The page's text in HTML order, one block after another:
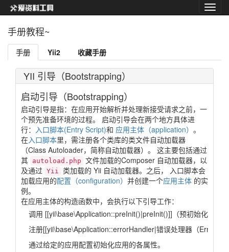
手册教程~
手册 Yii2 收藏手册
YII 引导（Bootstrapping）
启动引导（Bootstrapping）
启动引导是指：在应用开始解析并处理新接受请求之前，一
个预先准备环境的过程。 启动引导会在两个地方具体进
行： 入口脚本(Entry Script)和 应用主体（application） 。
在入口脚本里，需注册各个类库的类文件自动加载器
（Class Autoloader，简称自动加载器）。 这主要包括通过
其 autoload.php 文件加载的Composer 自动加载器，以
及通过 Yii
类加载的 Yii 自动加载器。之后， 入口脚本会
加载应用的配置（configuration） 并创建一个应用主体 的实
例。
在应用主体的构造函数中，会执行以下引导工作：
调用 [[yii\base\Application::preInit()|preInit()]]（预初始化）方
注册[[yii\base\Application::errorHandler|错误处理器（
通过给定的应用配置初始化应用的各属性。